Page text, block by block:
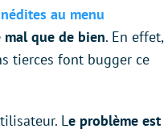
au menu
que de bien. En effet,
tierces font bugger ce
Le problème est